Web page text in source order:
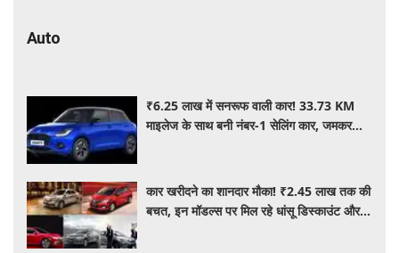
Auto
₹6.25 लाख में सनरूफ वाली कार! 33.73 KM
माइलेज के साथ बनी नंबर-1 सेलिंग कार, जमकर
कार खरीदने का शानदार मौका! ₹2.45 लाख तक की
बचत, इन मॉडल्स पर मिल रहे धांसू डिस्काउंट और